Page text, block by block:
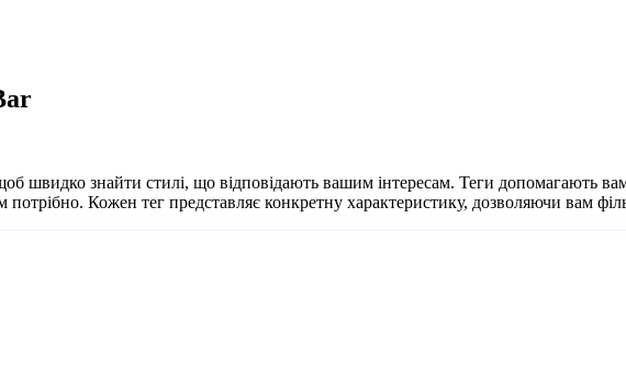
швидко знайти стилі, що відповідають вашим інтересам. Теги допомагають
Кожен тег представляє конкретну характеристику, дозволяючи вам